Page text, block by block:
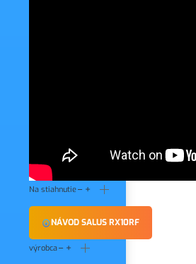
Na stiahnutie
NÁVOD SALUS RX10RF
výrobca